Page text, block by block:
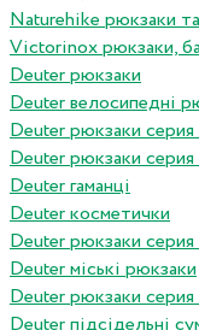
Naturehike рюкзаки
Victorinox рюкзаки,
Deuter рюкзаки
Deuter велосипедні
Deuter рюкзаки
Deuter рюкзаки
Deuter гаманці
Deuter косметички
Deuter рюкзаки
Deuter міські рюкзаки
Deuter рюкзаки